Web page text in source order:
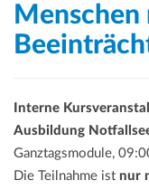
Menschen
Interne
Ausbildung
Ganztagsmodule,
Die Teilnahme ist nur